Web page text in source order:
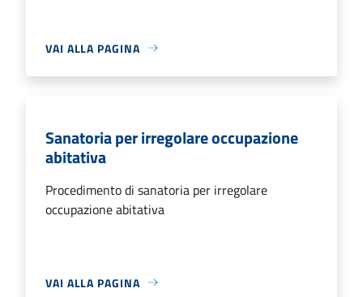
VAI ALLA PAGINA
Sanatoria per irregolare occupazione
abitativa
Procedimento di sanatoria per irregolare
occupazione abitativa
VAI ALLA PAGINA